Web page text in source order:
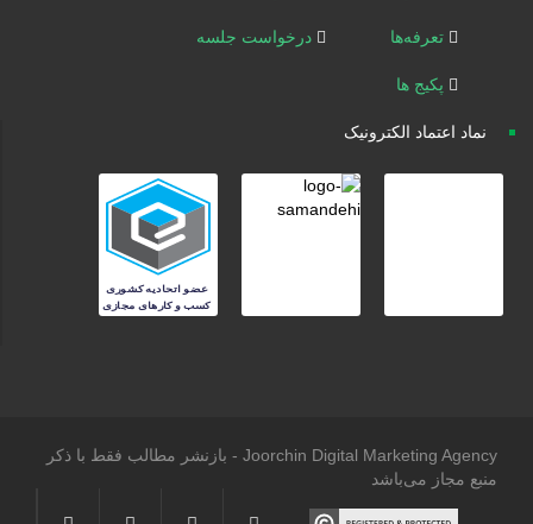
تعرفه‌ها
پکیج ها
درخواست جلسه
نماد اعتماد الکترونیک
Joorchin Digital Marketing Agency - بازنشر مطالب فقط با ذکر
منبع مجاز می‌باشد